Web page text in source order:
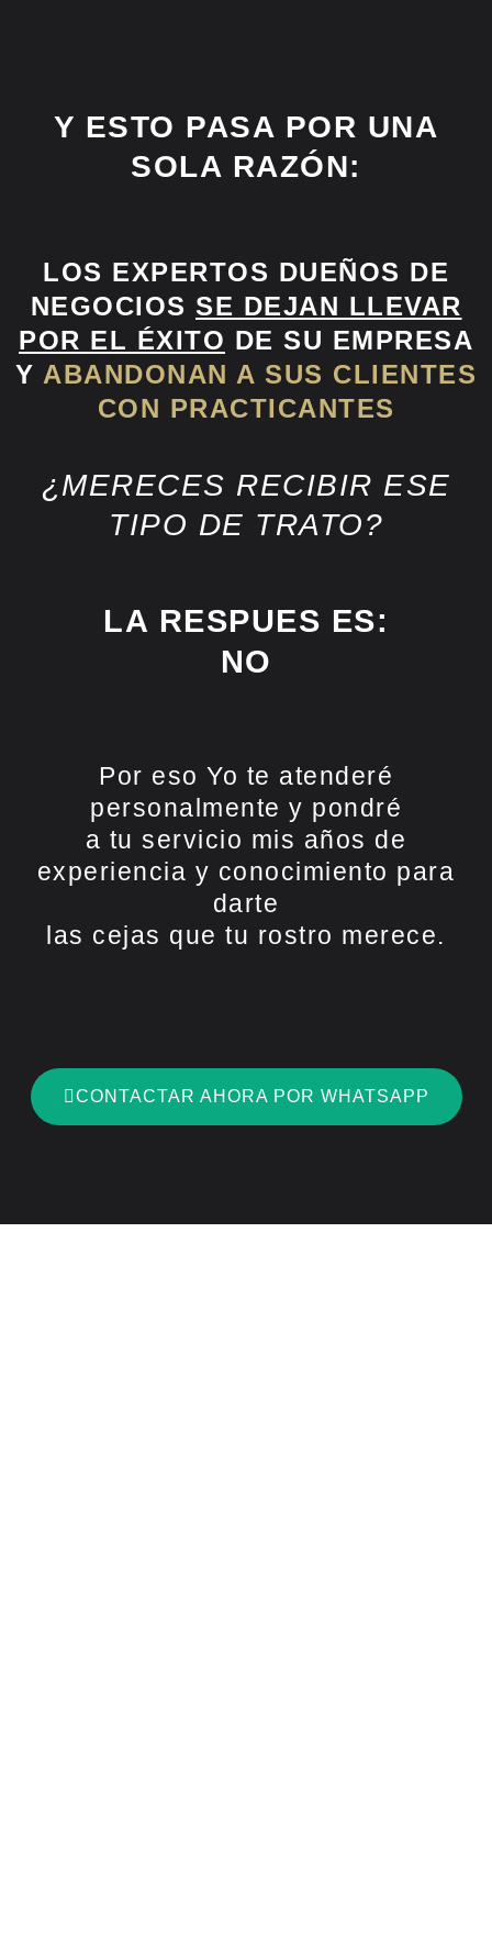
Y ESTO PASA POR UNA
SOLA RAZÓN:
LOS EXPERTOS DUEÑOS DE
NEGOCIOS SE DEJAN LLEVAR
POR EL ÉXITO DE SU EMPRESA
Y ABANDONAN A SUS CLIENTES
CON PRACTICANTES
¿MERECES RECIBIR ESE
TIPO DE TRATO?
LA RESPUES ES:
NO
Por eso Yo te atenderé
personalmente y pondré
a tu servicio mis años de
experiencia y conocimiento para
darte
las cejas que tu rostro merece.
CONTACTAR AHORA POR WHATSAPP